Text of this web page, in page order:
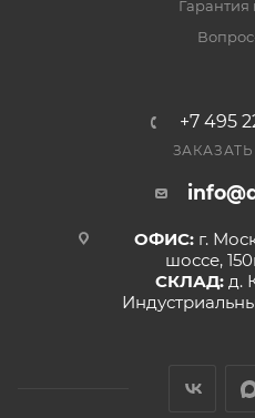
Гарантия
+7 495
ОФИС: г.
шоссе,
СКЛАД: д.